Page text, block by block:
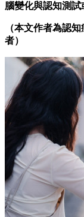
腦變化與認知測
（本文作者為認
者）